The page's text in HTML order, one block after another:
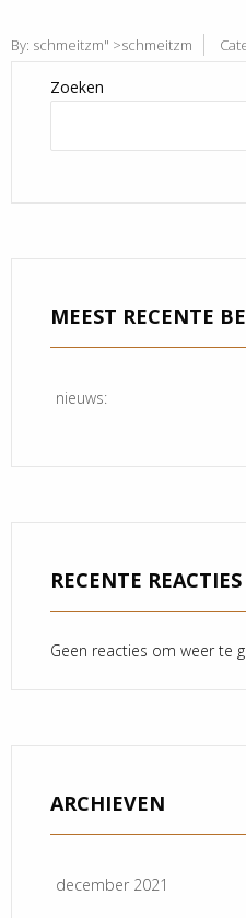
By: schmeitzm" >schmeitzm
Zoeken
MEEST RECENTE
nieuws:
RECENTE REACTIES
Geen reacties om weer te
ARCHIEVEN
december 2021